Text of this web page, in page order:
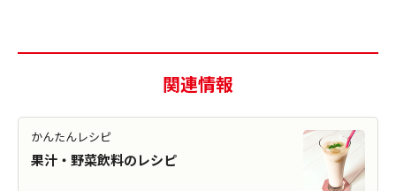
関連情報
かんたんレシピ
果汁・野菜飲料のレシピ